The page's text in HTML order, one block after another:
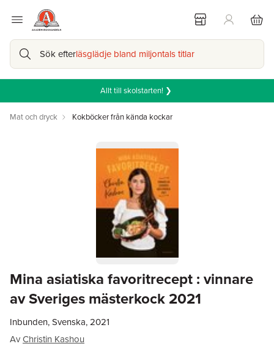
Sök efterläsglädje bland miljontals titlar
Allt till skolstarten! ❯
Mat och dryck Kokböcker från kända kockar
Mina asiatiska favoritrecept : vinnare
av Sveriges mästerkock 2021
Inbunden, Svenska, 2021
AvChristin Kashou